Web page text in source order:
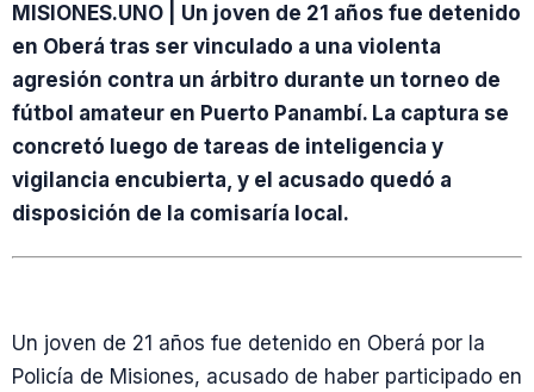
MISIONES.UNO | Un joven de 21 años fue detenido
en Oberá tras ser vinculado a una violenta
agresión contra un árbitro durante un torneo de
fútbol amateur en Puerto Panambí. La captura se
concretó luego de tareas de inteligencia y
vigilancia encubierta, y el acusado quedó a
disposición de la comisaría local.
Un joven de 21 años fue detenido en Oberá por la
Policía de Misiones, acusado de haber participado en